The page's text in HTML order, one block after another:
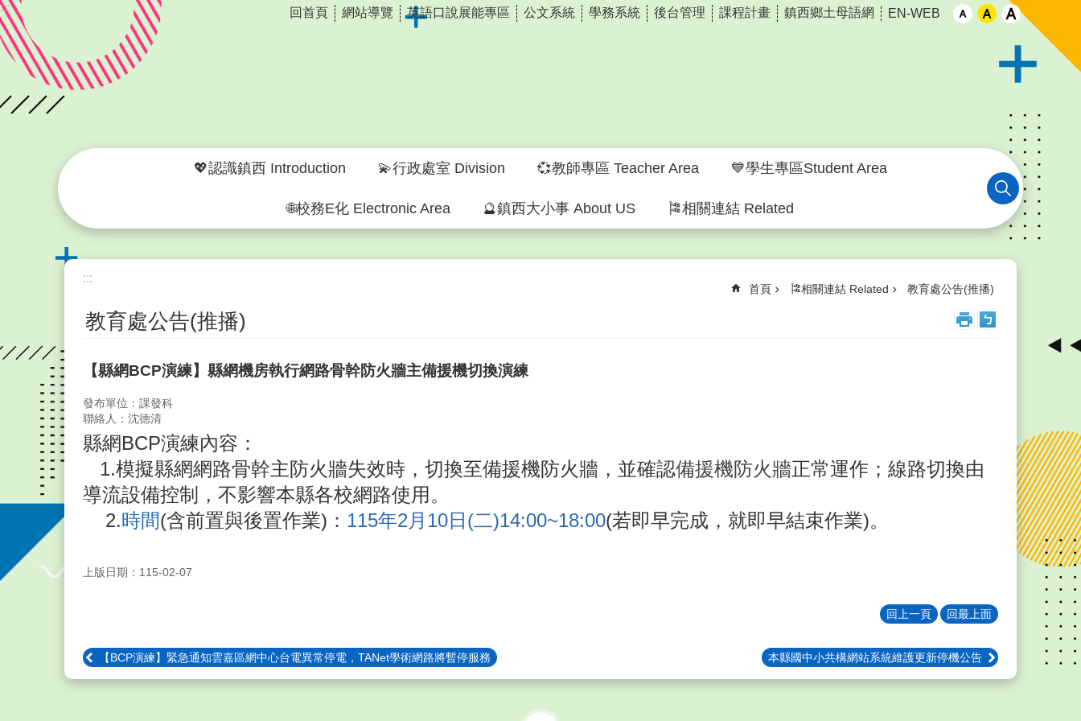
跳到主要內容區塊
::: 回首頁 網站導覽 英語口說展能專區 公文系統 學務系統 後台管理 課程計畫 鎮西鄉土母語網 EN-WEB
💖認識鎮西 Introduction 💫行政處室 Division 💞教師專區 Teacher Area 💙學生專區Student Area
🌐校務E化 Electronic Area 🔮鎮西大小事 About US 🎏相關連結 Related
:::
首頁 🎏相關連結 Related 教育處公告(推播)
教育處公告(推播)
【縣網BCP演練】縣網機房執行網路骨幹防火牆主備援機切換演練
發布單位：課發科
聯絡人：沈德清
縣網BCP演練內容：
1.模擬縣網網路骨幹主防火牆失效時，切換至備援機防火牆，並確認備援機防火牆正常運作；線路切換由
導流設備控制，不影響本縣各校網路使用 。
2.時間(含前置與後置作業)： 115年2月10日(二)14:00~18:00(若即早完成，就即早結束作業)。
上版日期：115-02-07
回上一頁 回最上面
【BCP演練】緊急通知雲嘉區網中心台電異常停電，TANet學術網路將暫停服務 本縣國中小共構網站系統維護更新停機公告